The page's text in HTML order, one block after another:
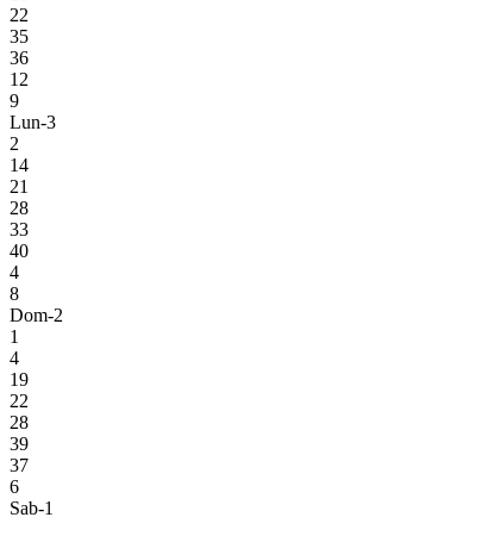
22
35
36
12
9
Lun-3
2
14
21
28
33
40
4
8
Dom-2
1
4
19
22
28
39
37
6
Sab-1